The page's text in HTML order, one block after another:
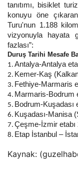
tanıtımı, bisiklet
konuyu öne
Turu'nun 1.188
vizyonuyla hayata
fazlası”:
Duruş Tarihi Mesafe
1. Antalya-Antalya
2. Kemer-Kaş
3. Fethiye-Marmaris
4. Marmaris-Bodrum
5. Bodrum-Kuşadası
6. Kuşadası-Manisa
7. Çeşme-İzmir
8. Etap İstanbul –
Kaynak: